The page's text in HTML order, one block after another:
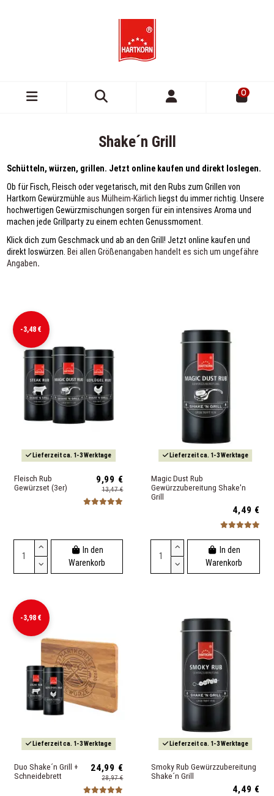
0
Shake´n Grill
Schütteln, würzen, grillen. Jetzt online kaufen und direkt loslegen.
Ob für Fisch, Fleisch oder vegetarisch, mit den Rubs zum Grillen von
Hartkorn Gewürzmühle aus Mülheim-Kärlich liegst du immer richtig. Unsere
hochwertigen Gewürzmischungen sorgen für ein intensives Aroma und
machen jede Grillparty zu einem echten Genussmoment.
Klick dich zum Geschmack und ab an den Grill! Jetzt online kaufen und
direkt loswürzen. Bei allen Größenangaben handelt es sich um ungefähre
Angaben.
-3,48 €
Lieferzeit ca. 1-3 Werktage
Fleisch Rub
Gewürzset (3er)
9,99 €
13,47 €
In den
Warenkorb
Lieferzeit ca. 1-3 Werktage
Magic Dust Rub
Gewürzzubereitung Shake'n
Grill
4,49 €
In den
Warenkorb
-3,98 €
Lieferzeit ca. 1-3 Werktage
Duo Shake´n Grill +
Schneidebrett
24,99 €
28,97 €
Lieferzeit ca. 1-3 Werktage
Smoky Rub Gewürzzubereitung
Shake´n Grill
4,49 €